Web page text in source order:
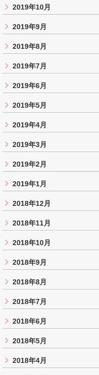
2019年10月
2019年9月
2019年8月
2019年7月
2019年6月
2019年5月
2019年4月
2019年3月
2019年2月
2019年1月
2018年12月
2018年11月
2018年10月
2018年9月
2018年8月
2018年7月
2018年6月
2018年5月
2018年4月